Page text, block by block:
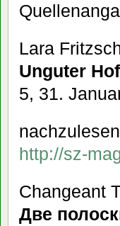
Lara
Unguter
5, 31.
http://sz-
Changeant
Две